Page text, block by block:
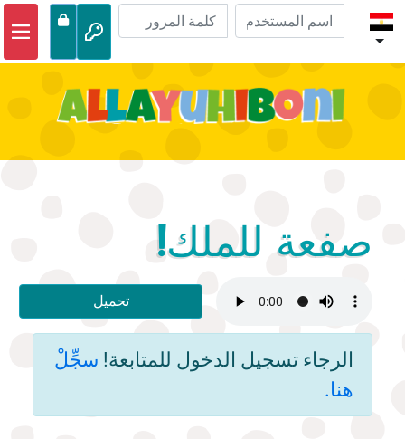
مغامرات الكتاب المقدس
أنشطة
صفعة للملك!
تحميل
الرجاء تسجيل الدخول للمتابعة! سجِّلْ
هنا.